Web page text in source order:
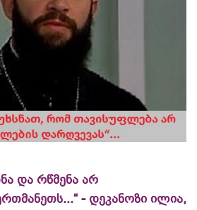
და რწმენა არ
- დეკანოზი ილია,